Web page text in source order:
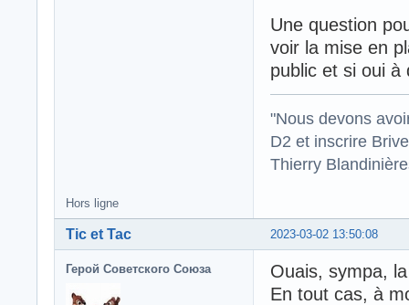
Une question
voir la mise en
public et si oui à
"Nous devons
D2 et inscrire
Thierry
Hors ligne
2023-03-02 13:50:08
Tic et Tac
Герой Советского Союза
Ouais, sympa,
En tout cas, à